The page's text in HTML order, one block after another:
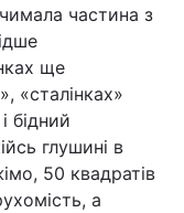
чимала частина з
ще
«сталінках»
бідний
глушині в
50 квадратів
а